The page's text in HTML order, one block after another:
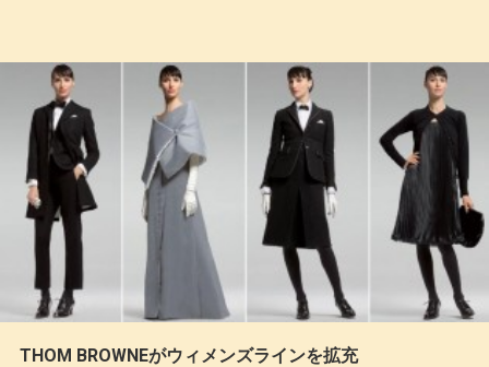
THOM BROWNEがウィメンズラインを拡充